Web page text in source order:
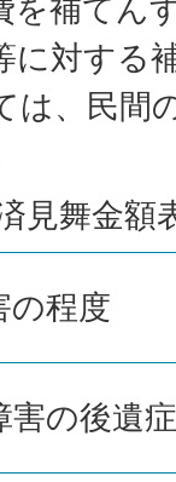
を補てん
に対する
は、民間
見舞金額
の程度
害の後遺症